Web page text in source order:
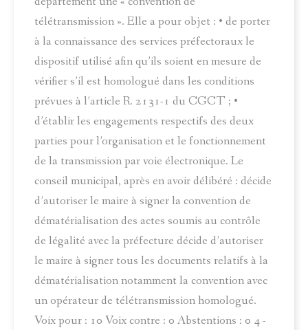
télétransmission ». Elle a pour objet : • de porter
à la connaissance des services préfectoraux le
dispositif utilisé afin qu’ils soient en mesure de
vérifier s’il est homologué dans les conditions
prévues à l’article R. 2131-1 du CGCT ; •
d’établir les engagements respectifs des deux
parties pour l’organisation et le fonctionnement
de la transmission par voie électronique. Le
conseil municipal, après en avoir délibéré : décide
d’autoriser le maire à signer la convention de
dématérialisation des actes soumis au contrôle
de légalité avec la préfecture décide d’autoriser
le maire à signer tous les documents relatifs à la
dématérialisation notamment la convention avec
un opérateur de télétransmission homologué.
Voix pour : 10 Voix contre : 0 Abstentions : 0 4 -